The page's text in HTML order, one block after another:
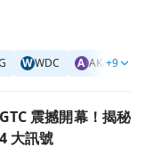
WWDC A AKAM
+9
揭秘黃仁勳偷偷透露
震撼開幕！揭秘
大訊號